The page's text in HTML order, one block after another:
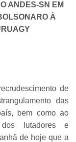
ANDES-SN EM
À
de
das
bem como ao
dos lutadores e
de hoje que a